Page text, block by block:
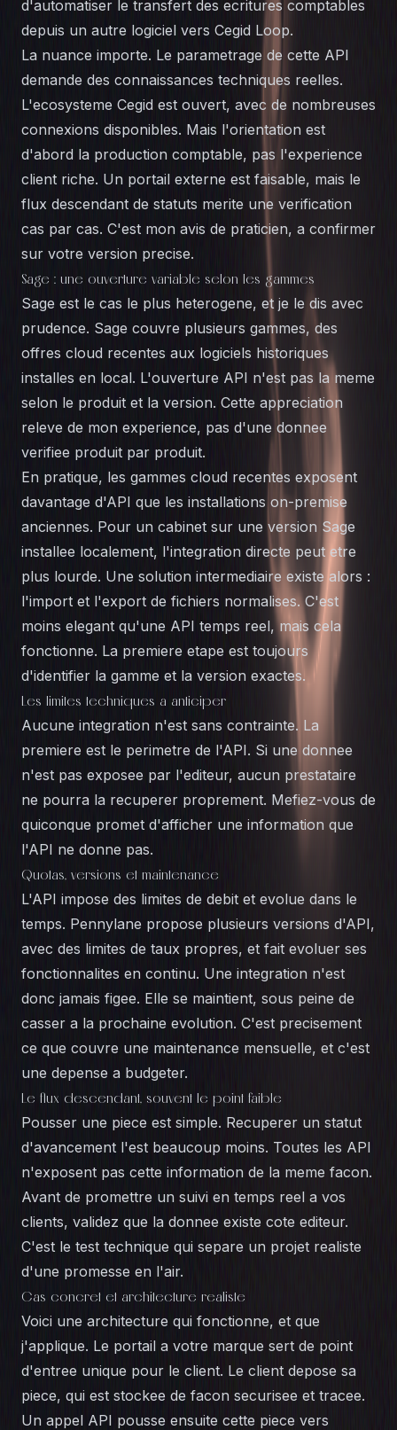
d'automatiser le transfert des ecritures comptables
depuis un autre logiciel vers Cegid Loop.
La nuance importe. Le parametrage de cette API
demande des connaissances techniques reelles.
L'ecosysteme Cegid est ouvert, avec de nombreuses
connexions disponibles. Mais l'orientation est
d'abord la production comptable, pas l'experience
client riche. Un portail externe est faisable, mais le
flux descendant de statuts merite une verification
cas par cas. C'est mon avis de praticien, a confirmer
sur votre version precise.
Sage : une ouverture variable selon les gammes
Sage est le cas le plus heterogene, et je le dis avec
prudence. Sage couvre plusieurs gammes, des
offres cloud recentes aux logiciels historiques
installes en local. L'ouverture API n'est pas la meme
selon le produit et la version. Cette appreciation
releve de mon experience, pas d'une donnee
verifiee produit par produit.
En pratique, les gammes cloud recentes exposent
davantage d'API que les installations on-premise
anciennes. Pour un cabinet sur une version Sage
installee localement, l'integration directe peut etre
plus lourde. Une solution intermediaire existe alors :
l'import et l'export de fichiers normalises. C'est
moins elegant qu'une API temps reel, mais cela
fonctionne. La premiere etape est toujours
d'identifier la gamme et la version exactes.
Les limites techniques a anticiper
Aucune integration n'est sans contrainte. La
premiere est le perimetre de l'API. Si une donnee
n'est pas exposee par l'editeur, aucun prestataire
ne pourra la recuperer proprement. Mefiez-vous de
quiconque promet d'afficher une information que
l'API ne donne pas.
Quotas, versions et maintenance
L'API impose des limites de debit et evolue dans le
temps. Pennylane propose plusieurs versions d'API,
avec des limites de taux propres, et fait evoluer ses
fonctionnalites en continu. Une integration n'est
donc jamais figee. Elle se maintient, sous peine de
casser a la prochaine evolution. C'est precisement
ce que couvre une maintenance mensuelle, et c'est
une depense a budgeter.
Le flux descendant, souvent le point faible
Pousser une piece est simple. Recuperer un statut
d'avancement l'est beaucoup moins. Toutes les API
n'exposent pas cette information de la meme facon.
Avant de promettre un suivi en temps reel a vos
clients, validez que la donnee existe cote editeur.
C'est le test technique qui separe un projet realiste
d'une promesse en l'air.
Cas concret et architecture realiste
Voici une architecture qui fonctionne, et que
j'applique. Le portail a votre marque sert de point
d'entree unique pour le client. Le client depose sa
piece, qui est stockee de facon securisee et tracee.
Un appel API pousse ensuite cette piece vers